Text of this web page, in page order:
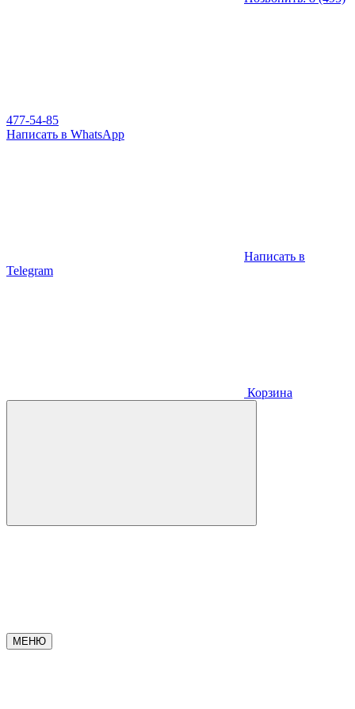
477-54-85
Написать в WhatsApp
Написать в
Telegram
Корзина
МЕНЮ